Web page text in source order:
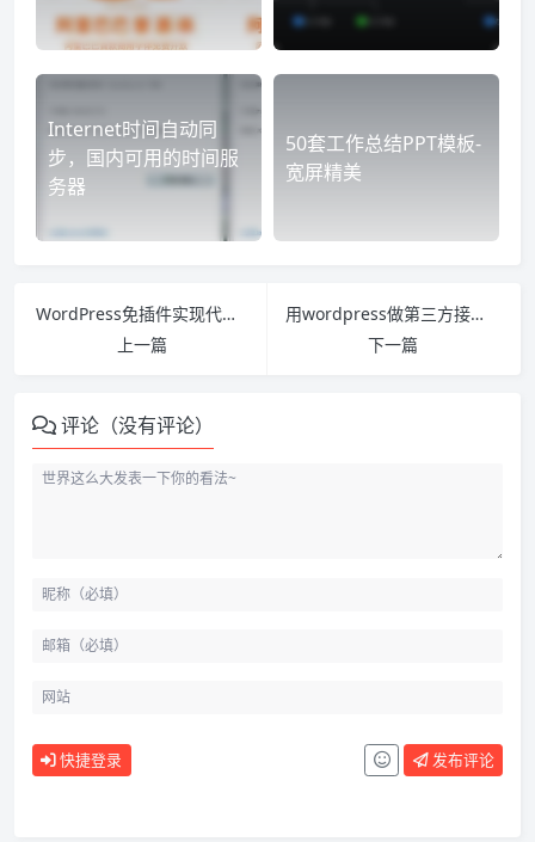
Internet时间自动同
步，国内可用的时间服
务器
50套工作总结PPT模板-
宽屏精美
WordPress免插件实现代码高亮
上一篇
用wordpress做第三方接口视频解析
下一篇
评论（没有评论）
快捷登录 发布评论